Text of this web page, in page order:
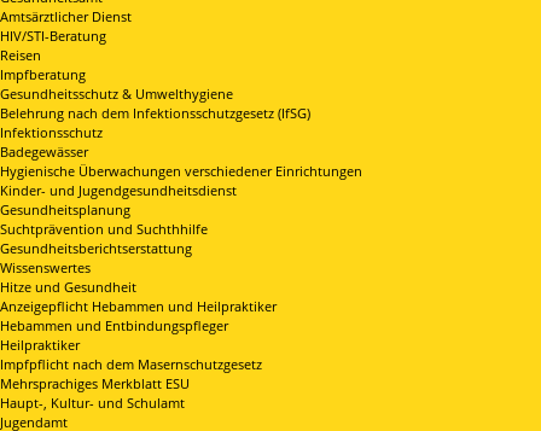
Amtsärztlicher Dienst
HIV/STI-Beratung
Reisen
Impfberatung
Gesundheitsschutz & Umwelthygiene
Belehrung nach dem Infektionsschutzgesetz (IfSG)
Infektionsschutz
Badegewässer
Hygienische Überwachungen verschiedener Einrichtungen
Kinder- und Jugendgesundheitsdienst
Gesundheitsplanung
Suchtprävention und Suchthhilfe
Gesundheitsberichtserstattung
Wissenswertes
Hitze und Gesundheit
Anzeigepflicht Hebammen und Heilpraktiker
Hebammen und Entbindungspfleger
Heilpraktiker
Impfpflicht nach dem Masernschutzgesetz
Mehrsprachiges Merkblatt ESU
Haupt-, Kultur- und Schulamt
Jugendamt